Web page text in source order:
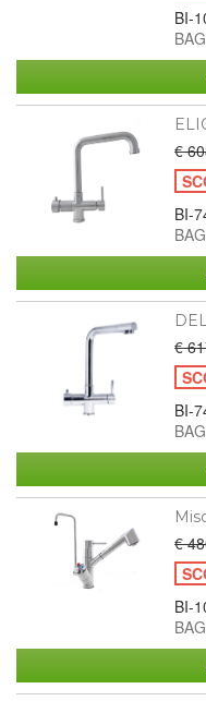
BI-
€
BI-
€
BI-
€
BI-